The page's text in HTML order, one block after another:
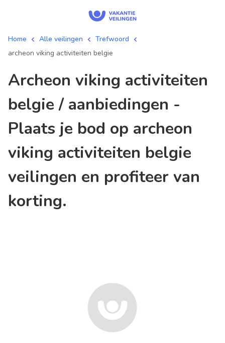
Home Alle veilingen
Trefwoord
archeon viking activiteiten belgie
archeon viking activiteiten
belgie / aanbiedingen -
Plaats je bod op archeon
viking activiteiten belgie
veilingen en profiteer van
korting.